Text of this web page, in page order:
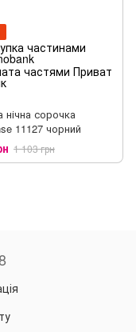
нічна сорочка
11127 чорний
1 103 грн